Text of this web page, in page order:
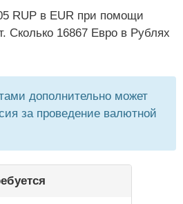
RUP в EUR при помощи
Сколько 16867 Евро в Рублях
дополнительно может
за проведение валютной